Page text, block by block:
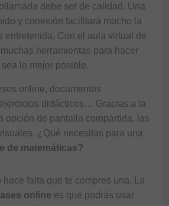
debe ser de calidad. Una
y conexión facilitará mucho la
entretenida. Con el aula virtual de
herramientas para hacer
lo mejor posible.
online, documentos
didácticos… Gracias a la
opción de pantalla compartida, las
¿Qué necesitas para una
de matemáticas?
hace falta que te compres una. La
online es que podrás usar